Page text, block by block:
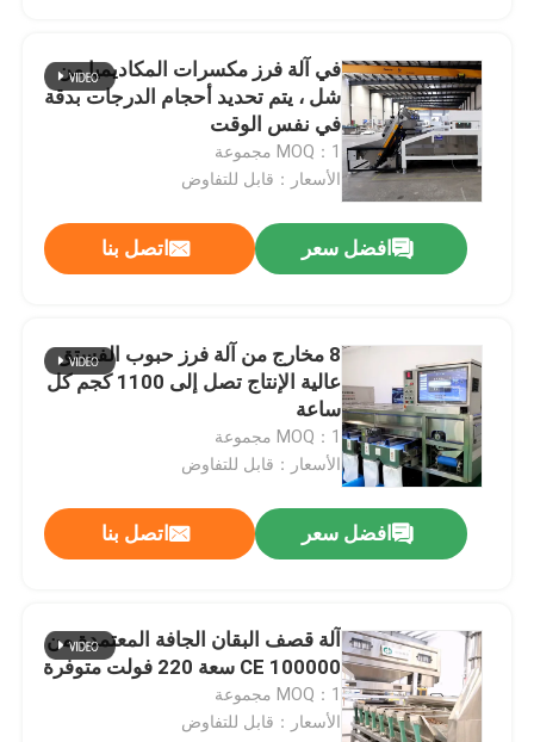
في آلة فرز مكسرات المكاديميا من
شل ، يتم تحديد أحجام الدرجات بدقة
في نفس الوقت
MOQ：1 مجموعة
الأسعار：قابل للتفاوض
افضل سعر اتصل بنا
8 مخارج من آلة فرز حبوب الفستق
عالية الإنتاج تصل إلى 1100 كجم كل
ساعة
MOQ：1 مجموعة
الأسعار：قابل للتفاوض
افضل سعر اتصل بنا
آلة قصف البقان الجافة المعتمدة من
CE 100000 سعة 220 فولت متوفرة
MOQ：1 مجموعة
الأسعار：قابل للتفاوض